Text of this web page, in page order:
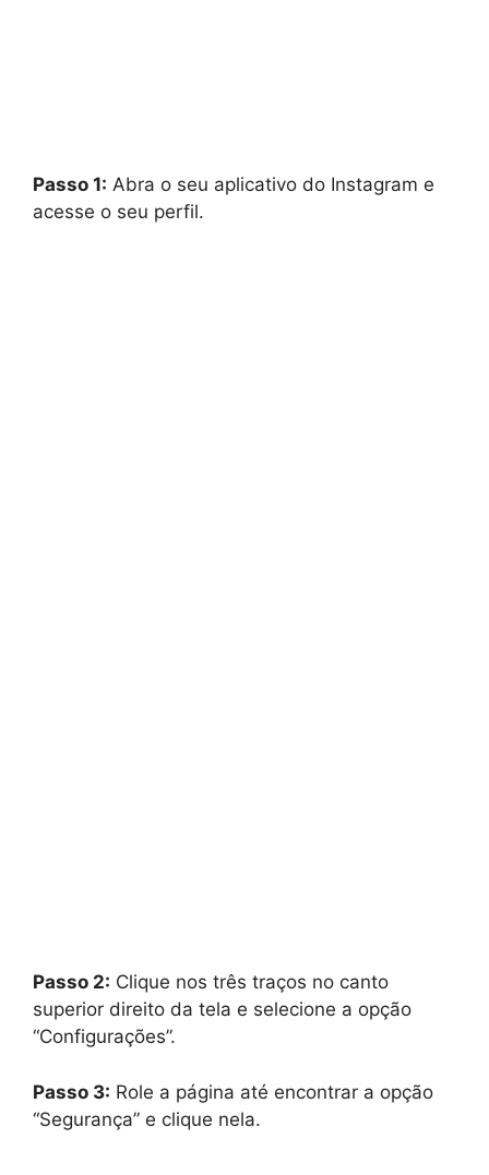
Passo 1: Abra o seu aplicativo do Instagram e
acesse o seu perfil.
Passo 2: Clique nos três traços no canto
superior direito da tela e selecione a opção
“Configurações”.
Passo 3: Role a página até encontrar a opção
“Segurança” e clique nela.